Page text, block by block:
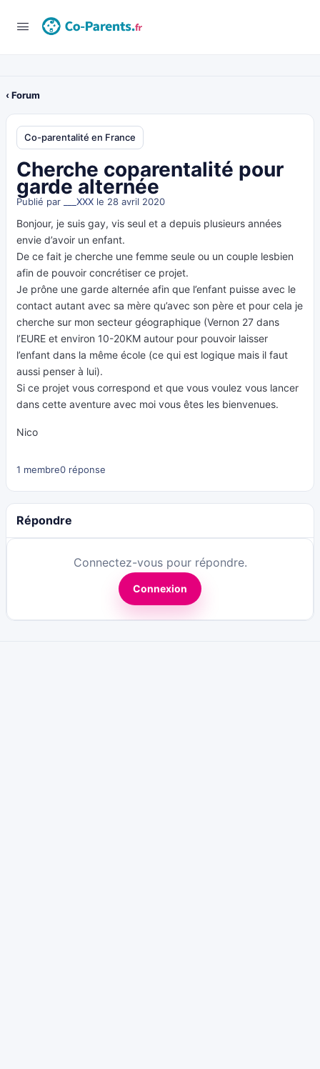
‹ Forum
Co-parentalité en France
Cherche coparentalité pour
garde alternée
Publié par ___XXX le 28 avril 2020
Bonjour, je suis gay, vis seul et a depuis plusieurs années
envie d’avoir un enfant.
De ce fait je cherche une femme seule ou un couple lesbien
afin de pouvoir concrétiser ce projet.
Je prône une garde alternée afin que l’enfant puisse avec le
contact autant avec sa mère qu’avec son père et pour cela je
cherche sur mon secteur géographique (Vernon 27 dans
l’EURE et environ 10-20KM autour pour pouvoir laisser
l’enfant dans la même école (ce qui est logique mais il faut
aussi penser à lui).
Si ce projet vous correspond et que vous voulez vous lancer
dans cette aventure avec moi vous êtes les bienvenues.
Nico
1 membre0 réponse
Répondre
Connectez-vous pour répondre.
Connexion